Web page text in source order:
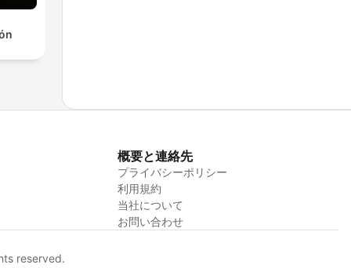
概要と連絡先
プライバシーポリシー
利用規約
当社について
お問い合わせ
reserved.